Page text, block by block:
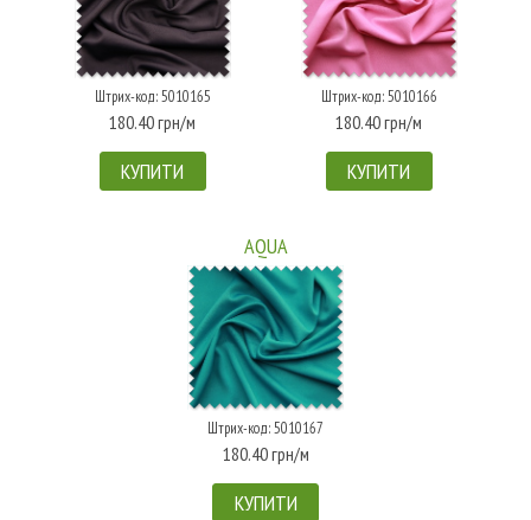
Штрих-код: 5010165
180.40 грн/м
КУПИТИ
Штрих-код: 5010166
180.40 грн/м
КУПИТИ
AQUA
Штрих-код: 5010167
180.40 грн/м
КУПИТИ